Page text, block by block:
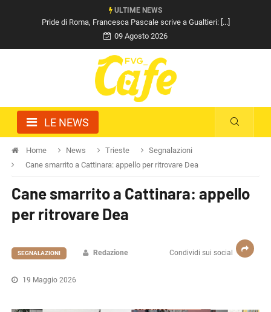
ULTIME NEWS
Pride di Roma, Francesca Pascale scrive a Gualtieri: [...]
09 Agosto 2026
LE NEWS
Home News Trieste
Segnalazioni
Cane smarrito a Cattinara: appello per ritrovare Dea
Cane smarrito a Cattinara: appello
per ritrovare Dea
Condividi sui social
SEGNALAZIONI Redazione
19 Maggio 2026